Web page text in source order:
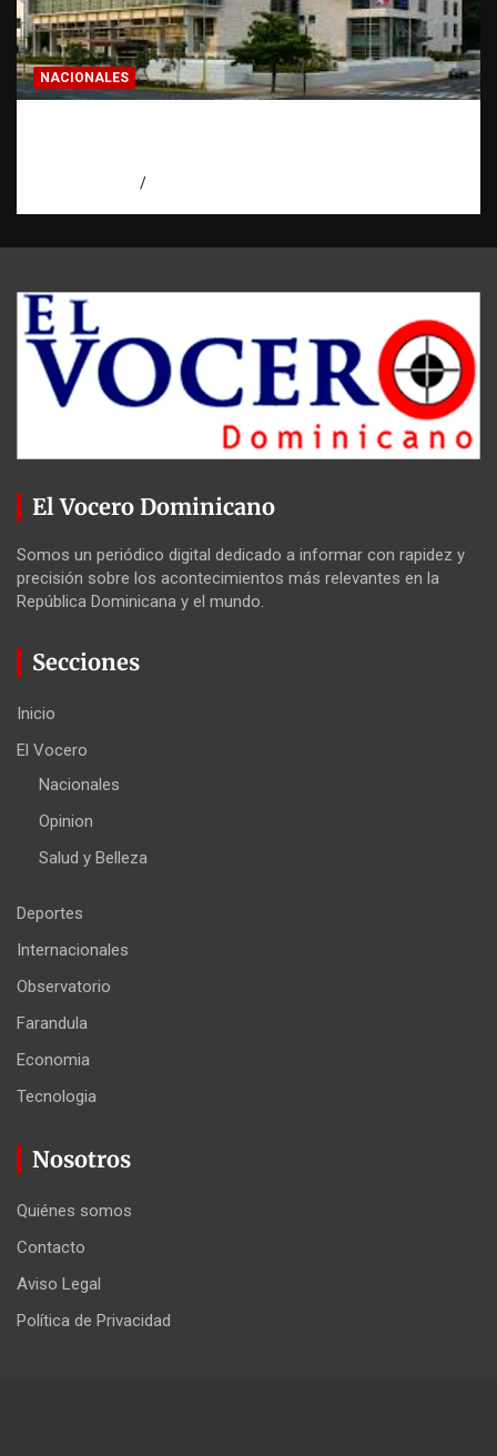
NACIONALES
El Vocero Dominicano
Somos un periódico digital dedicado a informar con rapidez y
precisión sobre los acontecimientos más relevantes en la
República Dominicana y el mundo.
Secciones
Inicio
El Vocero
Nacionales
Opinion
Salud y Belleza
Deportes
Internacionales
Observatorio
Farandula
Economia
Tecnologia
Nosotros
Quiénes somos
Contacto
Aviso Legal
Política de Privacidad